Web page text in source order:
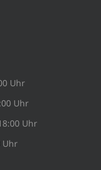
Uhr
Uhr
Uhr
Uhr